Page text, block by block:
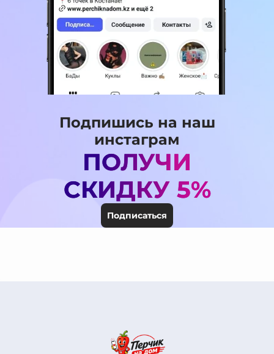
Подпишись на наш
инстаграм
ПОЛУЧИ
СКИДКУ 5%
Подписаться